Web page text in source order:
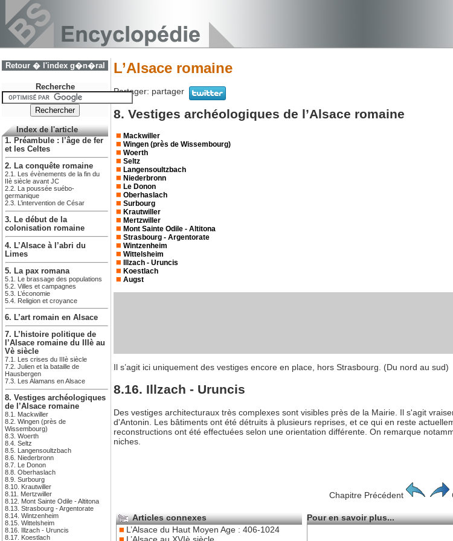
Retour � l'index g�n�ral
Recherche
Index de l'article
1. Préambule : l’âge de fer
et les Celtes
2. La conquête romaine
2.1. Les évènements de la fin du
IIè siècle avant JC
2.2. La poussée suébo-
germanique
2.3. L’intervention de César
3. Le début de la
colonisation romaine
4. L’Alsace à l’abri du
Limes
5. La pax romana
5.1. Le brassage des populations
5.2. Villes et campagnes
5.3. L’économie
5.4. Religion et croyance
6. L’art romain en Alsace
7. L’histoire politique de
l’Alsace romaine du IIIè au
Vè siècle
7.1. Les crises du IIIè siècle
7.2. Julien et la bataille de
Hausbergen
7.3. Les Alamans en Alsace
8. Vestiges archéologiques
de l’Alsace romaine
8.1. Mackwiller
8.2. Wingen (près de
Wissembourg)
8.3. Woerth
8.4. Seltz
8.5. Langensoultzbach
8.6. Niederbronn
8.7. Le Donon
8.8. Oberhaslach
8.9. Surbourg
8.10. Krautwiller
8.11. Mertzwiller
8.12. Mont Sainte Odile - Altitona
8.13. Strasbourg - Argentorate
8.14. Wintzenheim
8.15. Wittelsheim
8.16. Illzach - Uruncis
8.17. Koestlach
L’Alsace romaine
Partager: partager
8. Vestiges archéologiques de l’Alsace romaine
Mackwiller
Wingen (près de Wissembourg)
Woerth
Seltz
Langensoultzbach
Niederbronn
Le Donon
Oberhaslach
Surbourg
Krautwiller
Mertzwiller
Mont Sainte Odile - Altitona
Strasbourg - Argentorate
Wintzenheim
Wittelsheim
Illzach - Uruncis
Koestlach
Augst
Il s’agit ici uniquement des vestiges encore en place, hors Strasbourg. (Du nord au sud)
8.16. Illzach - Uruncis
Des vestiges architecturaux très complexes sont visibles près de la Mairie. Il s'agit
d'Antonin. Les bâtiments ont été détruits à plusieurs reprises, et ce qui en reste
reconstructions ont été effectuées selon une orientation différente. On remarque
niches.
Chapitre Précédent
Articles connexes
L’Alsace du Haut Moyen Age : 406-1024
Pour en savoir plus...